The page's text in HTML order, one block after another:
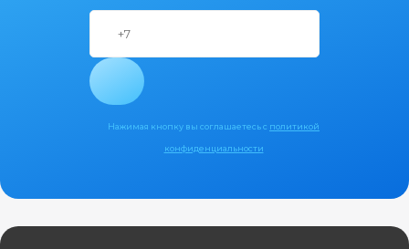
Нажимая кнопку вы соглашаетесь с политикой
конфиденциальности